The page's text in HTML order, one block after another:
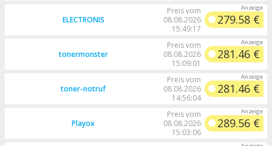
ELECTRONIS
Preis vom
08.08.2026
15:49:17
279.58 €
tonermonster
Preis vom
08.08.2026
15:09:01
281.46 €
toner-notruf
Preis vom
08.08.2026
14:56:04
281.46 €
Playox
Preis vom
08.08.2026
15:03:06
289.56 €